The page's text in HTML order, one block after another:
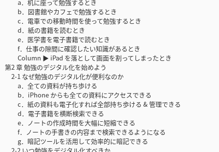
a．机に座って勉強するとき
b．図書館やカフェで勉強するとき
c．電車での移動時間を使って勉強するとき
d．紙の書籍を読むとき
e．医学書を電子書籍で読むとき
f．仕事の隙間に確認したい知識があるとき
Column ▶ iPad を落として画面を割ってしまったとき
第2 章 勉強のデジタル化を始めよう
2-1 なぜ勉強のデジタル化が便利なのか
a．全ての資料が持ち歩ける
b．iPhone からも全ての資料にアクセスできる
c．紙の資料も電子化すれば全部持ち歩ける & 管理できる
d．電子書籍を横断検索できる
e．ノートの作成時間を大幅に短縮できる
f．ノートの手書きの内容まで検索できるようになる
g．暗記ツールを活用して効率的に暗記できる